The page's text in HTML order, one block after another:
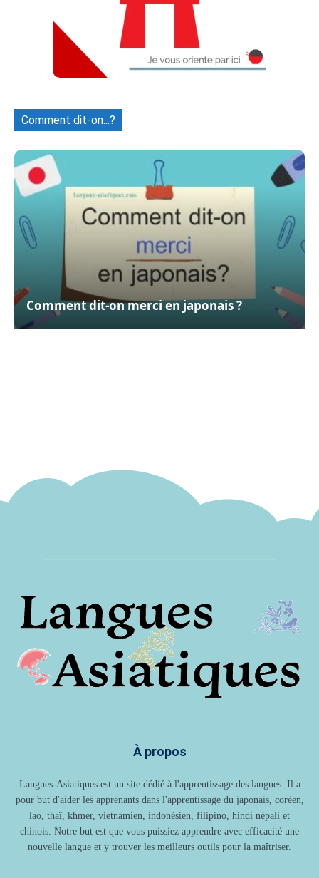
Comment dit-on...?
Comment dit-on merci en japonais ?
À propos
Langues-Asiatiques est un site dédié à l'apprentissage des langues. Il a
pour but d'aider les apprenants dans l'apprentissage du japonais, coréen,
lao, thaï, khmer, vietnamien, indonésien, filipino, hindi népali et
chinois. Notre but est que vous puissiez apprendre avec efficacité une
nouvelle langue et y trouver les meilleurs outils pour la maîtriser.